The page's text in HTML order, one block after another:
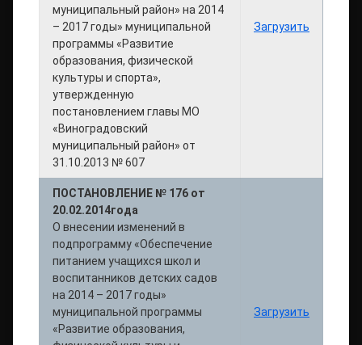
муниципальный район» на 2014
– 2017 годы» муниципальной
программы «Развитие
образования, физической
культуры и спорта»,
утвержденную
постановлением главы МО
«Виноградовский
муниципальный район» от
31.10.2013 № 607
Загрузить
ПОСТАНОВЛЕНИЕ № 176 от
20.02.2014года
О внесении изменений в
подпрограмму «Обеспечение
питанием учащихся школ и
воспитанников детских садов
на 2014 – 2017 годы»
муниципальной программы
«Развитие образования,
Загрузить